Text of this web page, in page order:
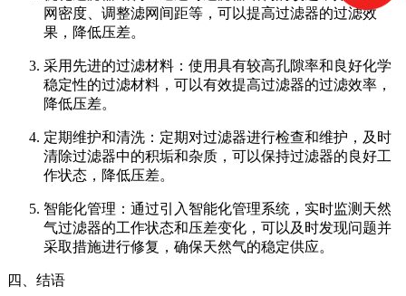
网密度、调整滤网间距等，可以提高过滤器的过滤效
果，降低压差。
采用先进的过滤材料：使用具有较高孔隙率和良好化学
稳定性的过滤材料，可以有效提高过滤器的过滤效率，
降低压差。
定期维护和清洗：定期对过滤器进行检查和维护，及时
清除过滤器中的积垢和杂质，可以保持过滤器的良好工
作状态，降低压差。
智能化管理：通过引入智能化管理系统，实时监测天然
气过滤器的工作状态和压差变化，可以及时发现问题并
采取措施进行修复，确保天然气的稳定供应。
四、结语